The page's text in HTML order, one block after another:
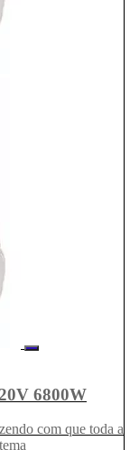
6800W
com que toda a